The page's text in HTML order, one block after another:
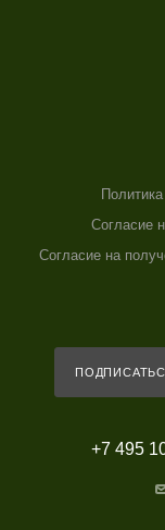
Согласие
Согласие на
+7 495